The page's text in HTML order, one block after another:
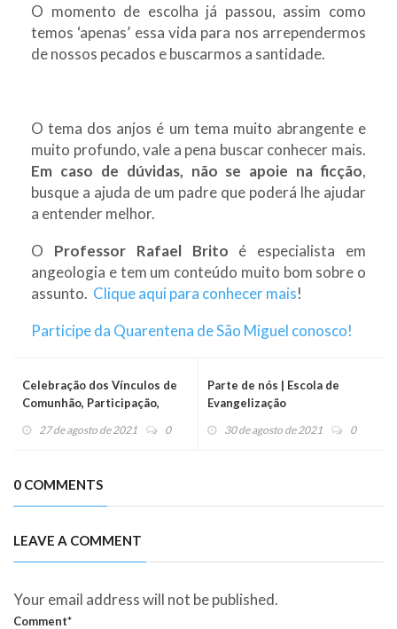
O momento de escolha já passou, assim como
temos ‘apenas’ essa vida para nos arrependermos
de nossos pecados e buscarmos a santidade.
O tema dos anjos é um tema muito abrangente e
muito profundo, vale a pena buscar conhecer mais.
Em caso de dúvidas, não se apoie na ficção,
busque a ajuda de um padre que poderá lhe ajudar
a entender melhor.
O Professor Rafael Brito é especialista em
angeologia e tem um conteúdo muito bom sobre o
assunto. Clique aqui para conhecer mais!
Participe da Quarentena de São Miguel conosco!
Celebração dos Vínculos de
Comunhão, Participação,
Saiba Mais
27 de agosto de 2021 0
Parte de nós | Escola de
Evangelização
30 de agosto de 2021 0
0 COMMENTS
LEAVE A COMMENT
Your email address will not be published.
Comment*